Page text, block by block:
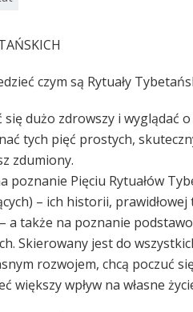
czym są Rytuały
się dużo zdrowszy i wyglądać
tych pięć prostych,
zdumiony.
poznanie Pięciu Rytuałów
– ich historii,
a także na poznanie
Skierowany jest do
rozwojem, chcą poczuć
większy wpływ na własne